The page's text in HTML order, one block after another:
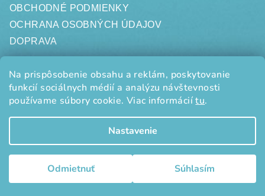
Na prispôsobenie obsahu a reklám, poskytovanie
funkcií sociálnych médií a analýzu návštevnosti
používame súbory cookie. Viac informáciítu.
Nastavenie
Odmietnuť Súhlasím
OBCHODNÉ PODMIENKY
OCHRANA OSOBNÝCH ÚDAJOV
DOPRAVA
Limbová 3058/20
010 07 ŽILINA
SLOVENSKO
DIČ: 2120501009
nastavenie cookies
Vytvoril Shoptet